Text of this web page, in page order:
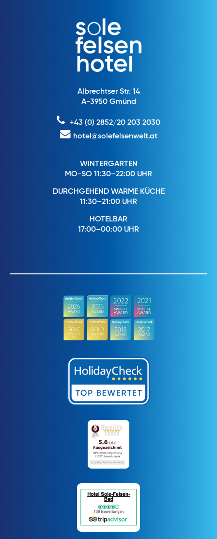
Albrechtser Str. 14
A-3950 Gmünd
+43 (0) 2852/20 203 2030
hotel@solefelsenwelt.at
WINTERGARTEN
MO-SO 11:30–22:00 UHR
DURCHGEHEND WARME KÜCHE
11:30–21:00 UHR
HOTELBAR
17:00–00:00 UHR